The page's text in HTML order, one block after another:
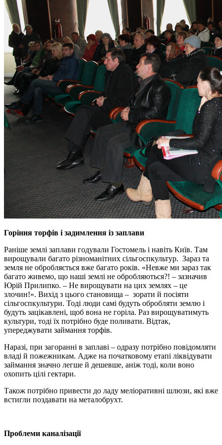
Горіння торфів і задимлення із заплави
Раніше землі заплави годували Гостомель і навіть Київ. Там
вирощували багато різноманітних сільгоспкультур. Зараз та
земля не обробляється вже багато років. «Невже ми зараз так
багато живемо, що наші землі не обробляються?! – зазначив
Юрій Прилипко. – Не вирощувати на цих землях – це
злочин!». Вихід з цього становища – зорати й посіяти
сільгоспкультури. Тоді люди самі будуть обробляти землю і
будуть зацікавлені, щоб вона не горіла. Раз вирощуватимуть
культури, тоді їх потрібно буде поливати. Відтак,
упереджувати займання торфів.
Наразі, при загоранні в заплаві – одразу потрібно повідомляти
владі й пожежникам. Адже на початковому етапі ліквідувати
займання значно легше й дешевше, аніж тоді, коли воно
охопить цілі гектари.
Також потрібно привести до ладу меліоративні шлюзи, які вже
встигли поздавати на металобрухт.
Проблеми каналізації